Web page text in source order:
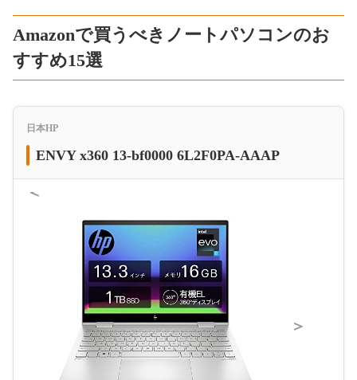
Amazonで買うべきノートパソコンのお
すすめ15選
日本HP
ENVY x360 13-bf0000 6L2F0PA-AAAP
＜
＞